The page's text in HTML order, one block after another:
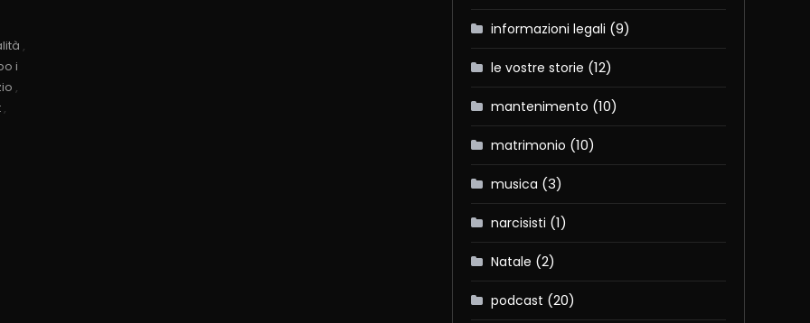
,
i
,
,
informazioni legali (9)
le vostre storie (12)
mantenimento (10)
matrimonio (10)
musica (3)
narcisisti (1)
Natale (2)
podcast (20)